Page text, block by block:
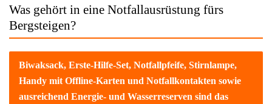
Was gehört in eine Notfallausrüstung fürs
Bergsteigen?
Biwaksack, Erste-Hilfe-Set, Notfallpfeife, Stirnlampe,
Handy mit Offline-Karten und Notfallkontakten sowie
ausreichend Energie- und Wasserreserven sind das